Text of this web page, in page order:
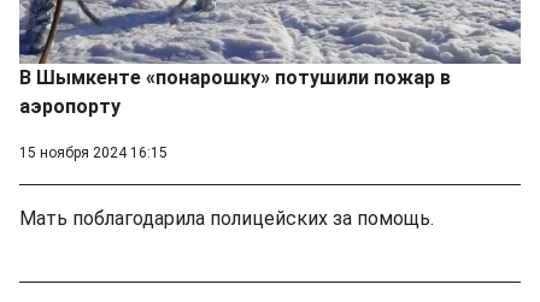
В Шымкенте «понарошку» потушили пожар в
аэропорту
15 ноября 2024 16:15
Мать поблагодарила полицейских за помощь.